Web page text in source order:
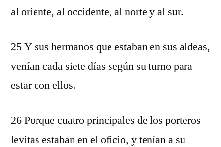
al oriente, al occidente, al norte y al sur.
25 Y sus hermanos que estaban en sus aldeas,
venían cada siete días según su turno para
estar con ellos.
26 Porque cuatro principales de los porteros
levitas estaban en el oficio, y tenían a su